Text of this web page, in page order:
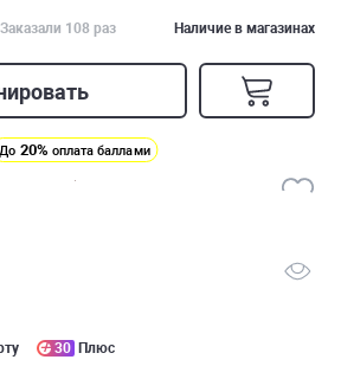
Заказали 108 раз Наличие в магазинах
До 20% оплата баллами
30 Плюс